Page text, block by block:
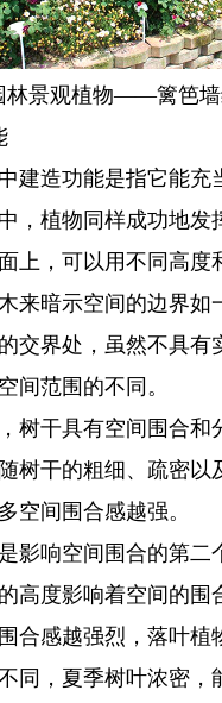
林景观植物——篱笆墙
建造功能是指它能充
，植物同样成功地发
上，可以用不同高度
来暗示空间的边界如
交界处，虽然不具有
间范围的不同。
树干具有空间围合和
树干的粗细、疏密以
空间围合感越强。
影响空间围合的第二
高度影响着空间的围
合感越强烈，落叶植
同，夏季树叶浓密，